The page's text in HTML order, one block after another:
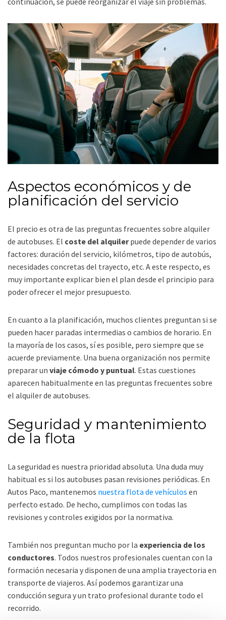
Aspectos económicos y de
planificación del servicio
El precio es otra de las preguntas frecuentes sobre alquiler
de autobuses. El coste del alquilerpuede depender de varios
factores: duración del servicio, kilómetros, tipo de autobús,
necesidades concretas del trayecto, etc. A este respecto, es
muy importante explicar bien el plan desde el principio para
poder ofrecer el mejor presupuesto.
En cuanto a la planificación, muchos clientes preguntan si se
pueden hacer paradas intermedias o cambios de horario. En
la mayoría de los casos, sí es posible, pero siempre que se
acuerde previamente. Una buena organización nos permite
preparar un viaje cómodo y puntual. Estas cuestiones
aparecen habitualmente en las preguntas frecuentes sobre
el alquiler de autobuses.
Seguridad y mantenimiento
de la flota
La seguridad es nuestra prioridad absoluta. Una duda muy
habitual es si los autobuses pasan revisiones periódicas. En
Autos Paco, mantenemos nuestra flota de vehículos en
perfecto estado. De hecho, cumplimos con todas las
revisiones y controles exigidos por la normativa.
También nos preguntan mucho por la experiencia de los
conductores. Todos nuestros profesionales cuentan con la
formación necesaria y disponen de una amplia trayectoria en
transporte de viajeros. Así podemos garantizar una
conducción segura y un trato profesional durante todo el
recorrido.